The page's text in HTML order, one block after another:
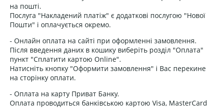
на пошті.
Послуга "Накладений платіж" є додаткові послугою "Нової
Пошти" і оплачується окремо.
- Онлайн оплата на сайті при оформленні замовлення.
Після введення даних в кошику виберіть розділ "Оплата"
пункт "Сплатити картою Online".
Натисніть кнопку "Оформити замовлення" і Вас перекине
на сторінку оплати.
- Оплата на карту Приват Банку.
Оплата проводиться банківською картою Visa, MasterCard